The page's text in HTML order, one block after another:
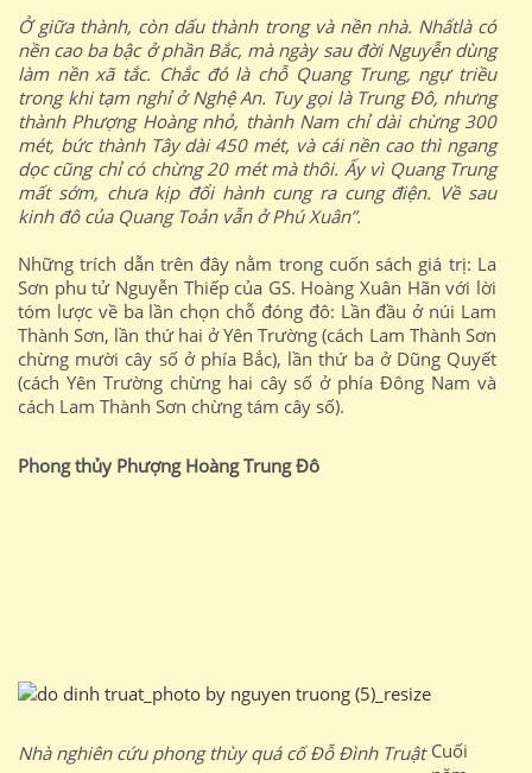
Ở giữa thành, còn dấu thành trong và nền nhà. Nhấtlà có
nền cao ba bậc ở phần Bắc, mà ngày sau đời Nguyễn dùng
làm nền xã tắc. Chắc đó là chỗ Quang Trung, ngự triều
trong khi tạm nghỉ ở Nghệ An. Tuy gọi là Trung Đô, nhưng
thành Phượng Hoàng nhỏ, thành Nam chỉ dài chừng 300
mét, bức thành Tây dài 450 mét, và cái nền cao thì ngang
dọc cũng chỉ có chừng 20 mét mà thôi. Ấy vì Quang Trung
mất sớm, chưa kịp đổi hành cung ra cung điện. Về sau
kinh đô của Quang Toản vẫn ở Phú Xuân”.
Những trích dẫn trên đây nằm trong cuốn sách giá trị: La
Sơn phu tử Nguyễn Thiếp của GS. Hoàng Xuân Hãn với lời
tóm lược về ba lần chọn chỗ đóng đô: Lần đầu ở núi Lam
Thành Sơn, lần thứ hai ở Yên Trường (cách Lam Thành Sơn
chừng mười cây số ở phía Bắc), lần thứ ba ở Dũng Quyết
(cách Yên Trường chừng hai cây số ở phía Đông Nam và
cách Lam Thành Sơn chừng tám cây số).
Phong thủy Phượng Hoàng Trung Đô
Nhà nghiên cứu phong thùy quá cố Đỗ Đình Truật Cuối